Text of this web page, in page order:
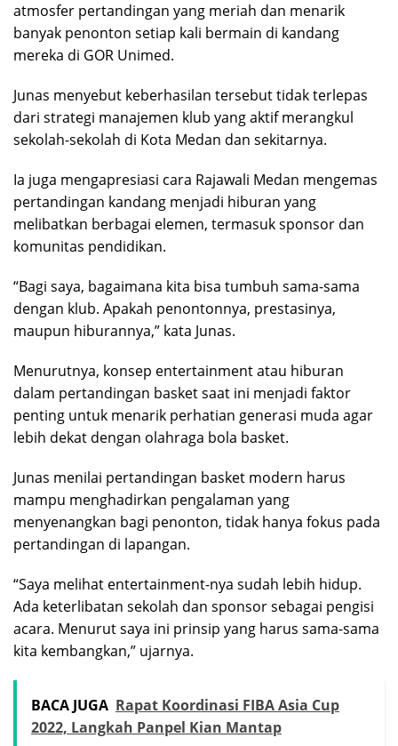
atmosfer pertandingan yang meriah dan menarik
banyak penonton setiap kali bermain di kandang
mereka di GOR Unimed.
Junas menyebut keberhasilan tersebut tidak terlepas
dari strategi manajemen klub yang aktif merangkul
sekolah-sekolah di Kota Medan dan sekitarnya.
Ia juga mengapresiasi cara Rajawali Medan mengemas
pertandingan kandang menjadi hiburan yang
melibatkan berbagai elemen, termasuk sponsor dan
komunitas pendidikan.
“Bagi saya, bagaimana kita bisa tumbuh sama-sama
dengan klub. Apakah penontonnya, prestasinya,
maupun hiburannya,” kata Junas.
Menurutnya, konsep entertainment atau hiburan
dalam pertandingan basket saat ini menjadi faktor
penting untuk menarik perhatian generasi muda agar
lebih dekat dengan olahraga bola basket.
Junas menilai pertandingan basket modern harus
mampu menghadirkan pengalaman yang
menyenangkan bagi penonton, tidak hanya fokus pada
pertandingan di lapangan.
“Saya melihat entertainment-nya sudah lebih hidup.
Ada keterlibatan sekolah dan sponsor sebagai pengisi
acara. Menurut saya ini prinsip yang harus sama-sama
kita kembangkan,” ujarnya.
BACA JUGA Rapat Koordinasi FIBA Asia Cup
2022, Langkah Panpel Kian Mantap